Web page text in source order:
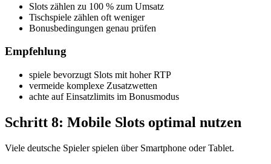
Slots zählen zu 100 % zum Umsatz
Tischspiele zählen oft weniger
Bonusbedingungen genau prüfen
Empfehlung
spiele bevorzugt Slots mit hoher RTP
vermeide komplexe Zusatzwetten
achte auf Einsatzlimits im Bonusmodus
Schritt 8: Mobile Slots optimal nutzen
Viele deutsche Spieler spielen über Smartphone oder Tablet.